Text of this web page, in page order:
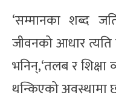
‘सम्मानका शब्द
जीवनको आधार
भनिन्,‘तलब र
थन्किएको अवस्थामा